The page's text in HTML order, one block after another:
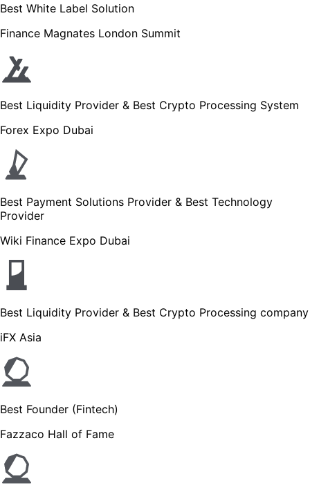
Best White Label Solution
Finance Magnates London Summit
Best Liquidity Provider & Best Crypto Processing System
Forex Expo Dubai
Best Payment Solutions Provider & Best Technology
Provider
Wiki Finance Expo Dubai
Best Liquidity Provider & Best Crypto Processing company
iFX Asia
Best Founder (Fintech)
Fazzaco Hall of Fame